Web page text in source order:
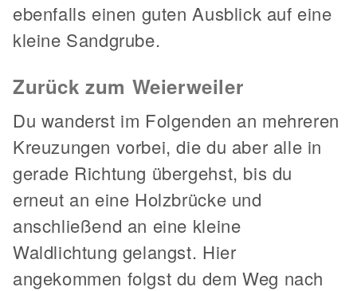
ebenfalls einen guten Ausblick auf eine
kleine Sandgrube.
Zurück zum Weierweiler
Du wanderst im Folgenden an mehreren
Kreuzungen vorbei, die du aber alle in
gerade Richtung übergehst, bis du
erneut an eine Holzbrücke und
anschließend an eine kleine
Waldlichtung gelangst. Hier
angekommen folgst du dem Weg nach